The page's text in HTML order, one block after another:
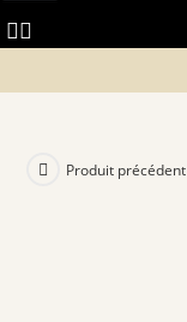
Produit précédent